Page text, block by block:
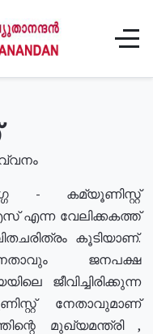
- കമ്യൂണിസ്റ്റ്
എന്ന വേലിക്കകത്ത്
കൂടിയാണ്.
ജനപക്ഷ
ജീവിച്ചിരിക്കുന്ന
നേതാവുമാണ്
മുഖ്യമന്ത്രി ,